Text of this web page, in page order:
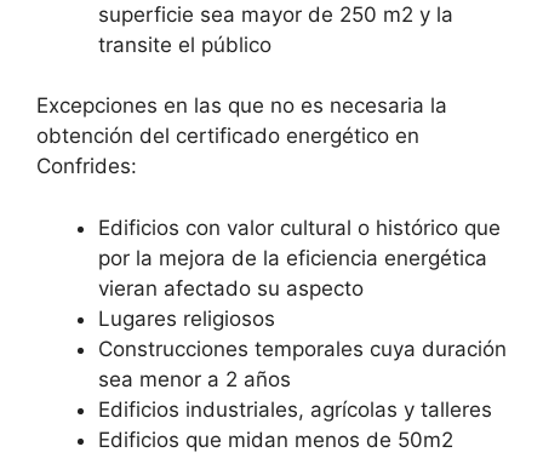
superficie sea mayor de 250 m2 y la
transite el público
Excepciones en las que no es necesaria la
obtención del certificado energético en
Confrides:
Edificios con valor cultural o histórico que
por la mejora de la eficiencia energética
vieran afectado su aspecto
Lugares religiosos
Construcciones temporales cuya duración
sea menor a 2 años
Edificios industriales, agrícolas y talleres
Edificios que midan menos de 50m2